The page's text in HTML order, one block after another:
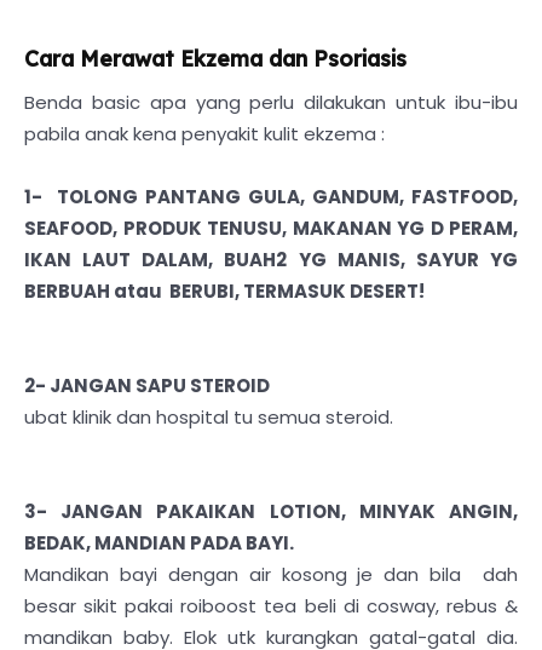
Cara Merawat Ekzema dan Psoriasis
Benda basic apa yang perlu dilakukan untuk ibu-ibu
pabila anak kena penyakit kulit ekzema :
1- TOLONG PANTANG GULA, GANDUM, FASTFOOD,
SEAFOOD, PRODUK TENUSU, MAKANAN YG D PERAM,
IKAN LAUT DALAM, BUAH2 YG MANIS, SAYUR YG
BERBUAH atau BERUBI, TERMASUK DESERT!
2- JANGAN SAPU STEROID
ubat klinik dan hospital tu semua steroid.
3- JANGAN PAKAIKAN LOTION, MINYAK ANGIN,
BEDAK, MANDIAN PADA BAYI.
Mandikan bayi dengan air kosong je dan bila dah
besar sikit pakai roiboost tea beli di cosway, rebus &
mandikan baby. Elok utk kurangkan gatal-gatal dia.